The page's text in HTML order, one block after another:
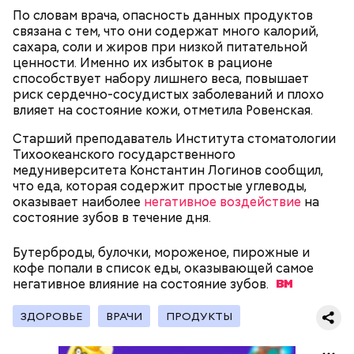
По словам врача, опасность данных продуктов
связана с тем, что они содержат много калорий,
сахара, соли и жиров при низкой питательной
ценности. Именно их избыток в рационе
способствует набору лишнего веса, повышает
риск сердечно-сосудистых заболеваний и плохо
влияет на состояние кожи, отметила Ровенская.
Старший преподаватель Института стоматологии
Тихоокеанского государственного
медуниверситета Константин Логинов сообщил,
что еда, которая содержит простые углеводы,
оказывает наиболее негативное воздействие на
состояние зубов в течение дня.
Бутерброды, булочки, мороженое, пирожные и
кофе попали в список еды, оказывающей самое
негативное влияние на состояние зубов.
ЗДОРОВЬЕ ВРАЧИ ПРОДУКТЫ
В Международный день холостяка все мужчины
без пары видятся со своими друзьями, устраивают
вечеринки, играют в видеоигры и проводят время,
это возможно, ведь может быть и так, что через год
они уже не будут холостяками.
День малины со сливками
Ингредиенты:
беременным, кормящим женщинам;
людям с ослабленной иммунной системой;
пожилым;
детям.